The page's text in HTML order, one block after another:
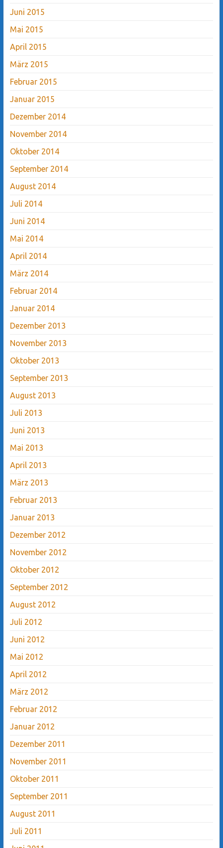
Juni 2015
Mai 2015
April 2015
März 2015
Februar 2015
Januar 2015
Dezember 2014
November 2014
Oktober 2014
September 2014
August 2014
Juli 2014
Juni 2014
Mai 2014
April 2014
März 2014
Februar 2014
Januar 2014
Dezember 2013
November 2013
Oktober 2013
September 2013
August 2013
Juli 2013
Juni 2013
Mai 2013
April 2013
März 2013
Februar 2013
Januar 2013
Dezember 2012
November 2012
Oktober 2012
September 2012
August 2012
Juli 2012
Juni 2012
Mai 2012
April 2012
März 2012
Februar 2012
Januar 2012
Dezember 2011
November 2011
Oktober 2011
September 2011
August 2011
Juli 2011